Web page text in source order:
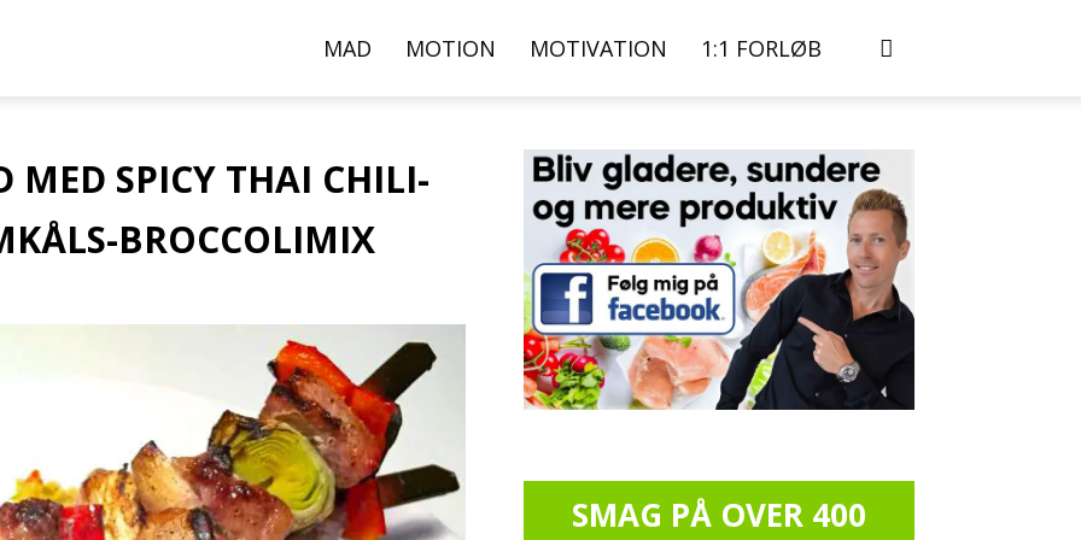
MAD MOTION MOTIVATION 1:1 FORLØB
MED SPICY THAI CHILI-
BROCCOLIMIX
SMAG PÅ OVER 400